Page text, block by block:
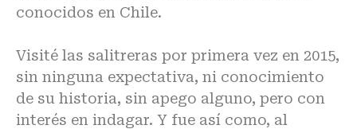
conocidos en Chile.
Visité las salitreras por primera vez en 2015,
sin ninguna expectativa, ni conocimiento
de su historia, sin apego alguno, pero con
interés en indagar. Y fue así como, al